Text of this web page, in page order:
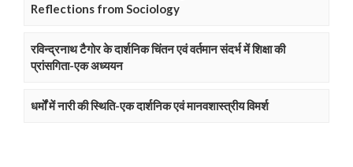
Reflections from Sociology
रविन्द्रनाथ टैगोर के दार्शनिक चिंतन एवं वर्तमान संदर्भ में शिक्षा की
प्रांसगिता-एक अध्ययन
धर्मों में नारी की स्थिति-एक दार्शनिक एवं मानवशास्त्रीय विमर्श